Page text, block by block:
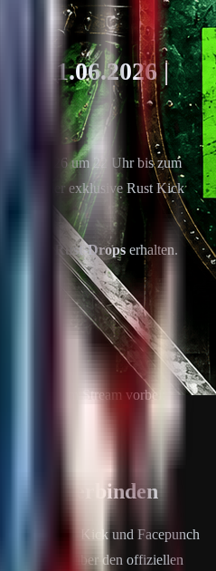
11.06.2026 |
um 22 Uhr bis zum
wieder exklusive Rust Kick
3 Rust-Drops erhalten.
bei uns im Stream vorbei:
verbinden
nicht mit Kick und Facepunch
über den offiziellen